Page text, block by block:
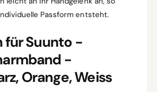
Passform entsteht.
für Suunto -
-
Orange, Weiss